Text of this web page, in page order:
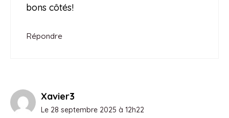
bons côtés!
Répondre
Xavier3
Le 28 septembre 2025 à 12h22